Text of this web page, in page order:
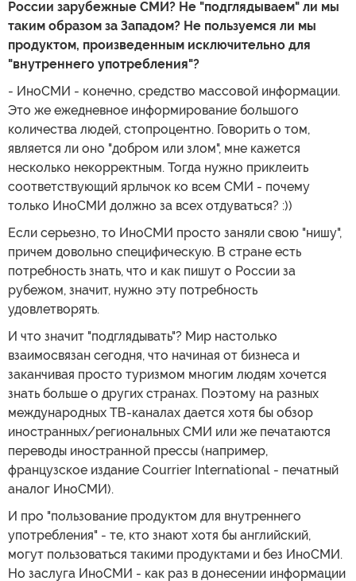
России зарубежные СМИ? Не "подглядываем" ли мы
таким образом за Западом? Не пользуемся ли мы
продуктом, произведенным исключительно для
"внутреннего употребления"?
- ИноСМИ - конечно, средство массовой информации.
Это же ежедневное информирование большого
количества людей, стопроцентно. Говорить о том,
является ли оно "добром или злом", мне кажется
несколько некорректным. Тогда нужно приклеить
соответствующий ярлычок ко всем СМИ - почему
только ИноСМИ должно за всех отдуваться? :))
Если серьезно, то ИноСМИ просто заняли свою "нишу",
причем довольно специфическую. В стране есть
потребность знать, что и как пишут о России за
рубежом, значит, нужно эту потребность
удовлетворять.
И что значит "подглядывать"? Мир настолько
взаимосвязан сегодня, что начиная от бизнеса и
заканчивая просто туризмом многим людям хочется
знать больше о других странах. Поэтому на разных
международных ТВ-каналах дается хотя бы обзор
иностранных/региональных СМИ или же печатаются
переводы иностранной прессы (например,
французское издание Courrier International - печатный
аналог ИноСМИ).
И про "пользование продуктом для внутреннего
употребления" - те, кто знают хотя бы английский,
могут пользоваться такими продуктами и без ИноСМИ.
Но заслуга ИноСМИ - как раз в донесении информации